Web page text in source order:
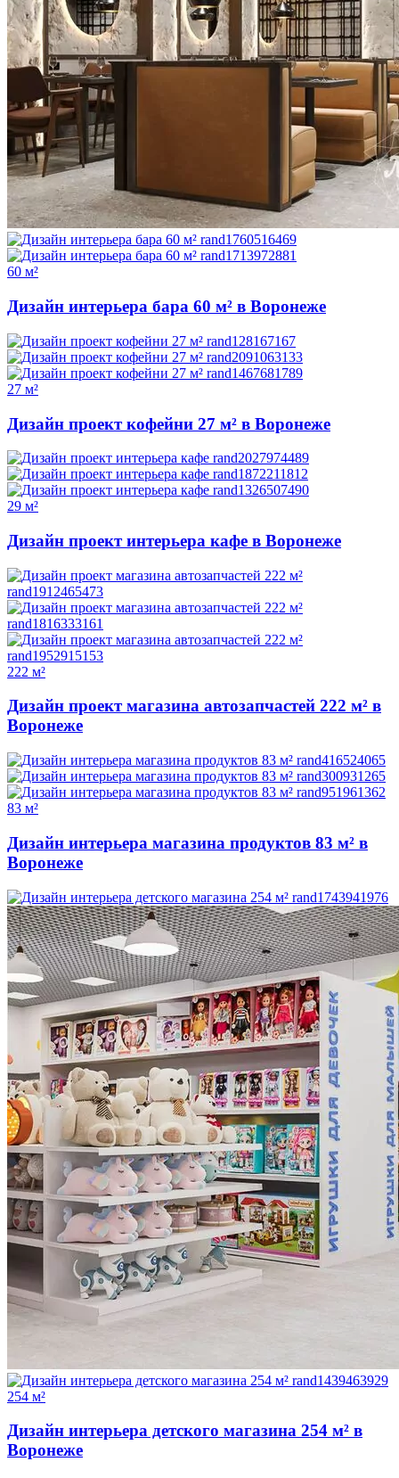
60 м²
Дизайн интерьера бара 60 м² в Воронеже
27 м²
Дизайн проект кофейни 27 м² в Воронеже
29 м²
Дизайн проект интерьера кафе в Воронеже
222 м²
Дизайн проект магазина автозапчастей 222 м² в
Воронеже
83 м²
Дизайн интерьера магазина продуктов 83 м² в
Воронеже
254 м²
Дизайн интерьера детского магазина 254 м² в
Воронеже